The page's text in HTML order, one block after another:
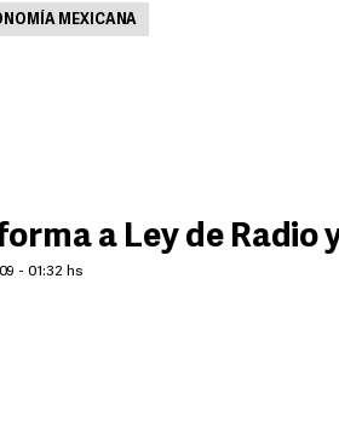
MEXICANA
a Ley de Radio
- 01:32 hs